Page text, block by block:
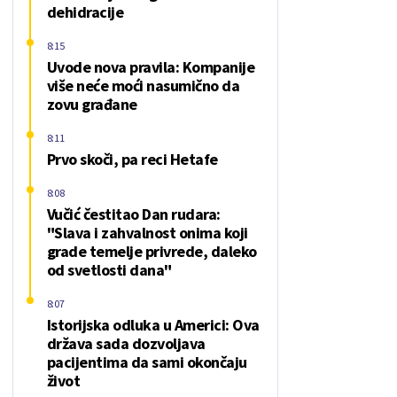
dehidracije
Uvode nova pravila: Kompanije
više neće moći nasumično da
zovu građane
8:15
Prvo skoči, pa reci Hetafe
8:11
Vučić čestitao Dan rudara:
"Slava i zahvalnost onima koji
grade temelje privrede, daleko
od svetlosti dana"
8:08
Istorijska odluka u Americi: Ova
država sada dozvoljava
pacijentima da sami okončaju
život
8:07